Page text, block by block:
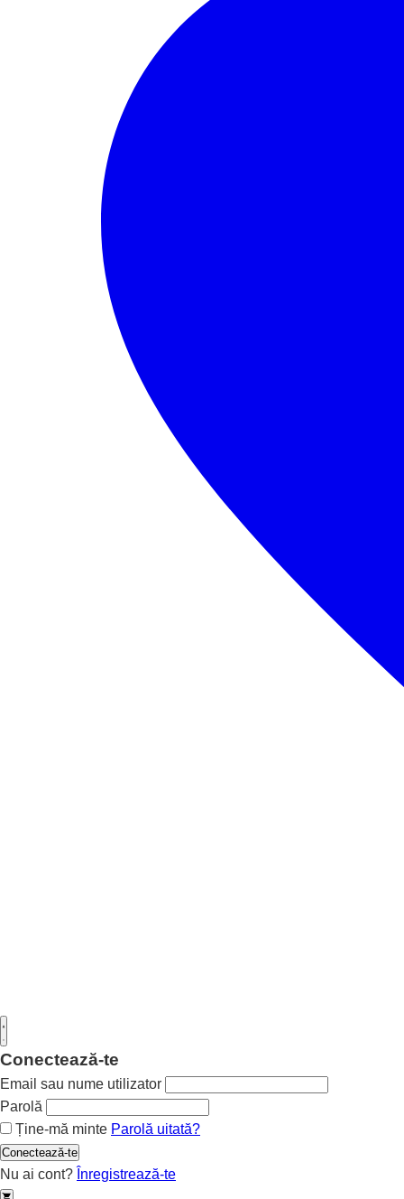
Conectează-te
Email sau nume utilizator
Parolă
Ține-mă minte Parolă uitată?
Conectează-te
Nu ai cont? Înregistrează-te